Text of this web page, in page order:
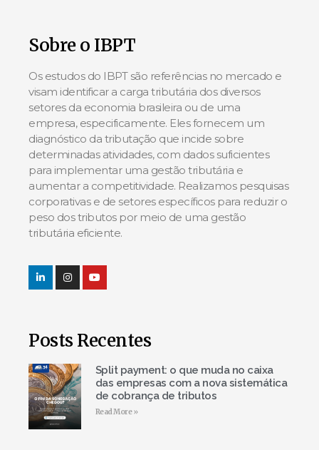
Sobre o IBPT
Os estudos do IBPT são referências no mercado e
visam identificar a carga tributária dos diversos
setores da economia brasileira ou de uma
empresa, especificamente. Eles fornecem um
diagnóstico da tributação que incide sobre
determinadas atividades, com dados suficientes
para implementar uma gestão tributária e
aumentar a competitividade. Realizamos pesquisas
corporativas e de setores específicos para reduzir o
peso dos tributos por meio de uma gestão
tributária eficiente.
Posts Recentes
Split payment: o que muda no caixa
das empresas com a nova sistemática
de cobrança de tributos
Read More »